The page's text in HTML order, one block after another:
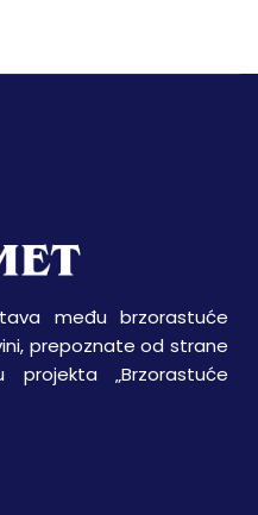
među brzorastuće
prepoznate od strane
„Brzorastuće